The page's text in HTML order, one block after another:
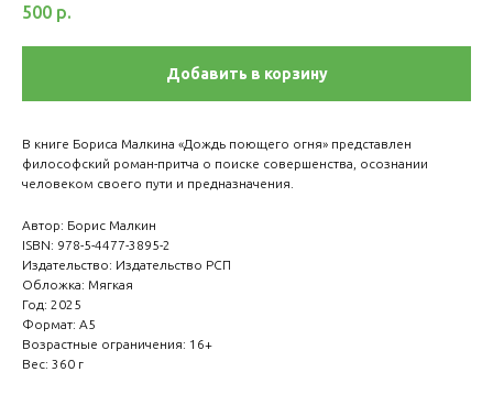
500 р.
Добавить в корзину
В книге Бориса Малкина «Дождь поющего огня» представлен
философский роман-притча о поиске совершенства, осознании
человеком своего пути и предназначения.
Автор: Борис Малкин
ISBN: 978-5-4477-3895-2
Издательство: Издательство РСП
Обложка: Мягкая
Год: 2025
Формат: А5
Возрастные ограничения: 16+
Вес: 360 г